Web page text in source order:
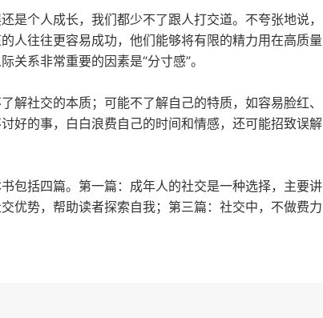
是个人成长，我们都少不了跟人打交道。不夸张地说，
人往往更容易成功，他们能够将有限的精力用在高质量
系非常重要的因素是“分寸感”。
解社交的本质；可能不了解自己的特质，如容易脸红、
好的事，白白浪费自己的时间和情感，还可能招致误解
包括四篇。第一篇：成年人的社交是一种选择，主要讲
优势，帮助读者探索自我；第三篇：社交中，不做费力